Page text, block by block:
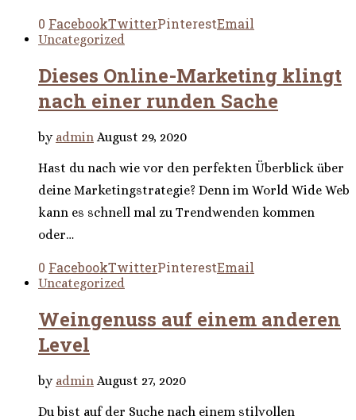
0 FacebookTwitterPinterestEmail
Uncategorized
Dieses Online-Marketing klingt
nach einer runden Sache
by admin August 29, 2020
Hast du nach wie vor den perfekten Überblick über
deine Marketingstrategie? Denn im World Wide Web
kann es schnell mal zu Trendwenden kommen
oder…
0 FacebookTwitterPinterestEmail
Uncategorized
Weingenuss auf einem anderen
Level
by admin August 27, 2020
Du bist auf der Suche nach einem stilvollen